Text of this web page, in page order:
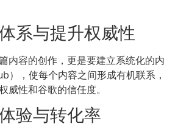
系与提升权威性
内容的创作，更是要建立系统化的内
），使每个内容之间形成有机联系，
威性和谷歌的信任度。
验与转化率